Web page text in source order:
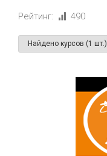
Рейтинг: 490
Найдено курсов (1 шт.)